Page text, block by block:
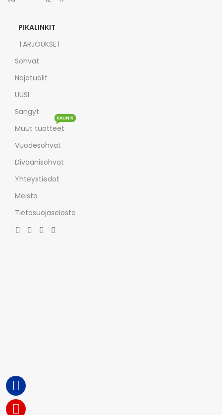
PIKALINKIT
TARJOUKSET
Sohvat
Nojatuolit
UUSI
Sängyt
Muut tuotteet
KAUNIS
Vuodesohvat
Divaanisohvat
Yhteystiedot
Meista
Tietosuojaseloste